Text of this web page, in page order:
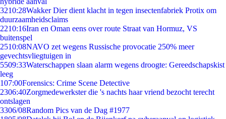
3210:28Wakker Dier dient klacht in tegen insectenfabriek Protix om
duurzaamheidsclaims
2210:16Iran en Oman eens over route Straat van Hormuz, VS
buitenspel
2510:08NAVO zet wegens Russische provocatie 250% meer
gevechtsvliegtuigen in
5509:33Waterschappen slaan alarm wegens droogte: Gereedschapskist
leeg
107:00Forensics: Crime Scene Detective
2306:40Zorgmedewerkster die 's nachts haar vriend bezocht terecht
ontslagen
3306/08Random Pics van de Dag #1977